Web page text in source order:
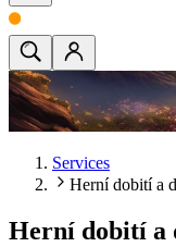
Services
Herní dobití a
Herní dobití a